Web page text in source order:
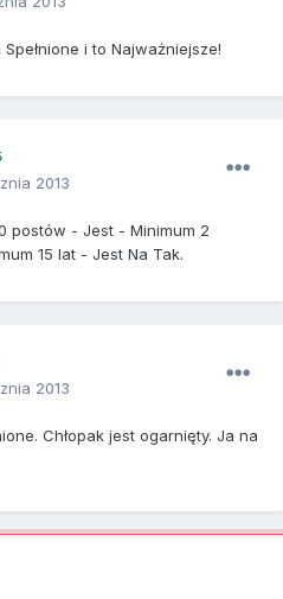
i to Najważniejsze!
2013
postów - Jest - Minimum 2
15 lat - Jest Na Tak.
2013
Chłopak jest ogarnięty. Ja na